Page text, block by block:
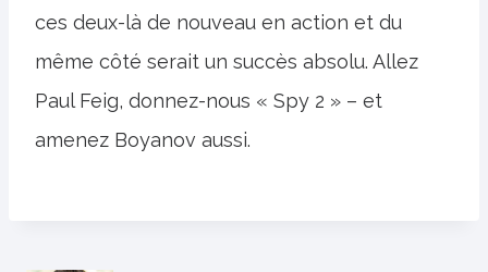
ces deux-là de nouveau en action et du
même côté serait un succès absolu. Allez
Paul Feig, donnez-nous « Spy 2 » – et
amenez Boyanov aussi.